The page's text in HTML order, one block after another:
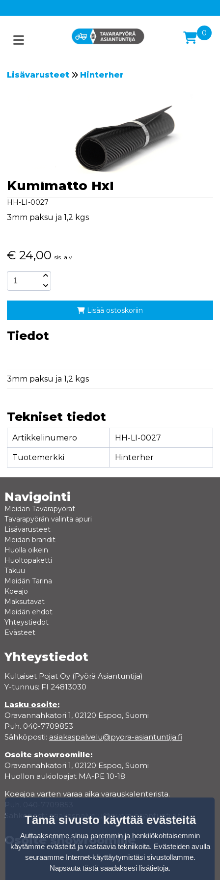
0
Lisävarusteet Hinterher
Kumimatto Hxl
HH-LI-0027
3mm paksu ja 1,2 kgs
€ 24,00 sis. alv
Lisää ostoskoriin
Tiedot
3mm paksu ja 1,2 kgs
Tekniset tiedot
Artikkelinumero HH-LI-0027
Tuotemerkki Hinterher
Navigointi
Meidän Tavarapyörät
Tavarapyörän valinta apuri
Lisävarusteet
Meidän brandit
Huolla oikein
Huoltopaketti
Takuu
Meidän Tarina
Koeajo
Maksutavat
Meidän ehdot
Yhteystiedot
Evästeet
Yhteystiedot
Kultaiset Pojat Oy (Pyörä Asiantuntija)
Y-tunnus: FI 24813030
Lasku osoite:
Oravannahkatori 1, 02120 Espoo, Suomi
Puh. 040-7709853
Sähköposti: asiakaspalvelu@pyora-asiantuntija.fi
Osoite showroomille:
Oravannahkatori 1, 02120 Espoo, Suomi
Huollon aukioloajat MA-PE 10-18
Koeajoa varten varaa aika varauskalenterista.
Sähköposti: asiakaspalvelu@pyora-asiantuntija.fi
Osoite showroomille
Tämä sivusto käyttää evästeitä
Auttaaksemme sinua paremmin ja henkilökohtaisemmin
käytämme evästeitä ja vastaavia tekniikoita. Evästeiden avulla
seuraamme Internet-käyttäytymistäsi sivustollamme.
Napsauta tästä saadaksesi lisätietoja.